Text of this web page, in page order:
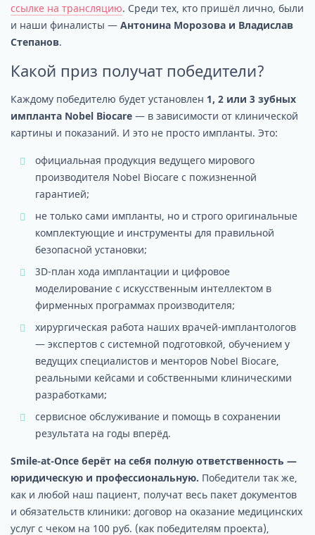
ссылке на трансляцию. Среди тех, кто пришёл лично, были
и наши финалисты — Антонина Морозова и Владислав
Степанов.
Какой приз получат победители?
Каждому победителю будет установлен 1, 2 или 3 зубных
импланта Nobel Biocare — в зависимости от клинической
картины и показаний. И это не просто импланты. Это:
официальная продукция ведущего мирового
производителя Nobel Biocare с пожизненной
гарантией;
не только сами импланты, но и строго оригинальные
комплектующие и инструменты для правильной
безопасной установки;
3D-план хода имплантации и цифровое
моделирование с искусственным интеллектом в
фирменных программах производителя;
хирургическая работа наших врачей-имплантологов
— экспертов с системной подготовкой, обучением у
ведущих специалистов и менторов Nobel Biocare,
реальными кейсами и собственными клиническими
разработками;
сервисное обслуживание и помощь в сохранении
результата на годы вперёд.
Smile-at-Once берёт на себя полную ответственность —
юридическую и профессиональную. Победители так же,
как и любой наш пациент, получат весь пакет документов
и обязательств клиники: договор на оказание медицинских
услуг с чеком на 100 руб. (как победителям проекта),